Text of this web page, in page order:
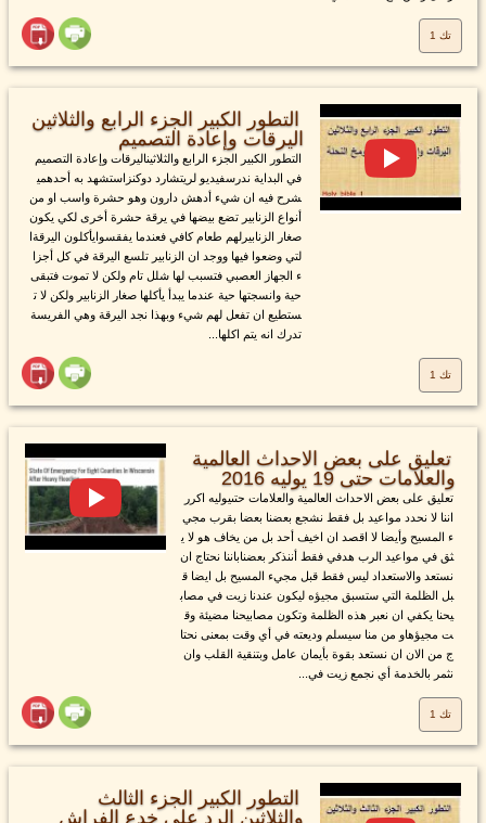
تك 1
التطور الكبير الجزء الرابع والثلاثين
اليرقات وإعادة التصميم
التطور الكبير الجزء الرابع والثلاثيناليرقات وإعادة التصميم
في البداية ندرسفيديو لريتشارد دوكنزاستشهد به أحدهمي
شرح فيه ان شيء أدهش دارون وهو حشرة واسب او من
أنواع الزنابير تضع بيضها في يرقة حشرة أخرى لكي يكون
صغار الزنابيرلهم طعام كافي فعندما يفقسوايأكلون اليرقةا
لتي وضعوا فيها ووجد ان الزنابير تلسع اليرقة في كل أجزا
ء الجهاز العصبي فتسبب لها شلل تام ولكن لا تموت فتبقى
حية وانسجتها حية عندما يبدأ يأكلها صغار الزنابير ولكن لا ت
ستطيع ان تفعل لهم شيء وبهذا نجد اليرقة وهي الفريسة
تدرك انه يتم اكلها...
تك 1
تعليق على بعض الاحداث العالمية
والعلامات حتى 19 يوليه 2016
تعليق على بعض الاحداث العالمية والعلامات حتىيوليه اكرر
اننا لا نحدد مواعيد بل فقط نشجع بعضنا بعضا بقرب مجي
ء المسيح وأيضا لا اقصد ان اخيف أحد بل من يخاف هو لا ي
ثق في مواعيد الرب هدفي فقط أننذكر بعضناباننا نحتاج ان
نستعد والاستعداد ليس فقط قبل مجيء المسيح بل ايضا ق
بل الظلمة التي ستسبق مجيؤه ليكون عندنا زيت في مصاب
يحنا يكفي ان نعبر هذه الظلمة وتكون مصابيحنا مضيئة وق
ت مجيؤهاو من منا سيسلم وديعته في أي وقت بمعنى نحتا
ج من الان ان نستعد بقوة بأيمان عامل وبتنقية القلب وان
نثمر بالخدمة أي نجمع زيت في...
تك 1
التطور الكبير الجزء الثالث
والثلاثين الرد علي خدع الفراش